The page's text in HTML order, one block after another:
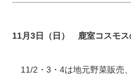
11月3日（日） 鹿室コスモス
11/2・3・4は地元野菜販売